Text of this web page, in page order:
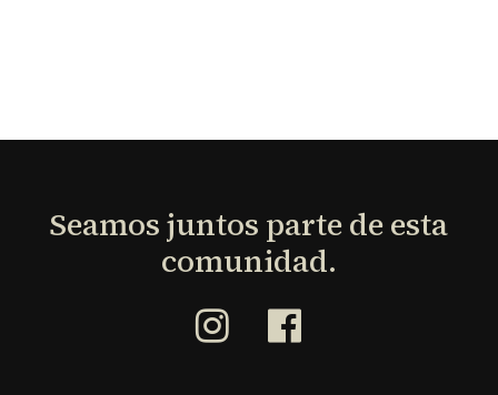
Seamosjuntos partedeesta
comunidad.